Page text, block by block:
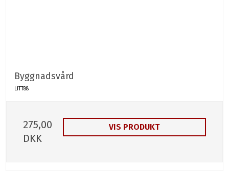
Byggnadsvård
LITT88
275,00
DKK
VIS PRODUKT